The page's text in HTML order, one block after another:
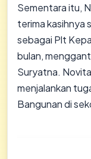
​Sementara itu,
terima kasihnya
sebagai Plt
bulan,
Suryatna.
menjalankan
Bangunan di